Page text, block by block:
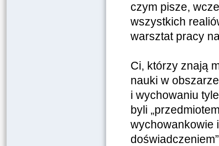
czym pisze,
wszystkich
warsztat pracy
Ci, którzy znają
nauki w
i wychowaniu
byli
wychowankowie